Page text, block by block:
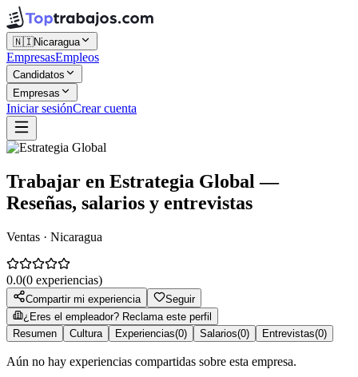
🇳🇮Nicaragua
EmpresasEmpleos
Candidatos
Empresas
Iniciar sesiónCrear cuenta
Trabajar en Estrategia Global —
Reseñas, salarios y entrevistas
Ventas · Nicaragua
0.0(0 experiencias)
Compartir mi experiencia
Seguir
¿Eres el empleador? Reclama este perfil
Resumen
Cultura Experiencias(0) Salarios(0) Entrevistas(0)
Aún no hay experiencias compartidas sobre esta empresa.